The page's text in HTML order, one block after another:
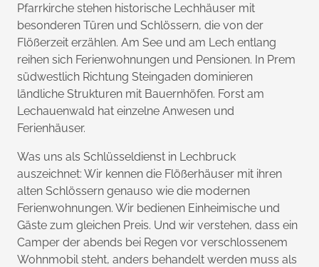
Pfarrkirche stehen historische Lechhäuser mit
besonderen Türen und Schlössern, die von der
Flößerzeit erzählen. Am See und am Lech entlang
reihen sich Ferienwohnungen und Pensionen. In Prem
südwestlich Richtung Steingaden dominieren
ländliche Strukturen mit Bauernhöfen. Forst am
Lechauenwald hat einzelne Anwesen und
Ferienhäuser.
Was uns als Schlüsseldienst in Lechbruck
auszeichnet: Wir kennen die Flößerhäuser mit ihren
alten Schlössern genauso wie die modernen
Ferienwohnungen. Wir bedienen Einheimische und
Gäste zum gleichen Preis. Und wir verstehen, dass ein
Camper der abends bei Regen vor verschlossenem
Wohnmobil steht, anders behandelt werden muss als